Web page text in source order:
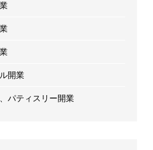
開業
パティスリー開業